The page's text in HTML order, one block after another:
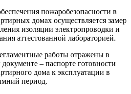
пожаробезопасности в
домах осуществляется замер
изоляции электропроводки и
аттестованной лабораторией.
работы отражены в
– паспорте готовности
дома к эксплуатации в
период.